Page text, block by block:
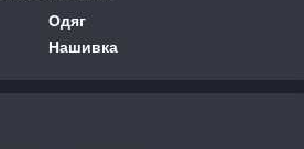
Одяг
Нашивка